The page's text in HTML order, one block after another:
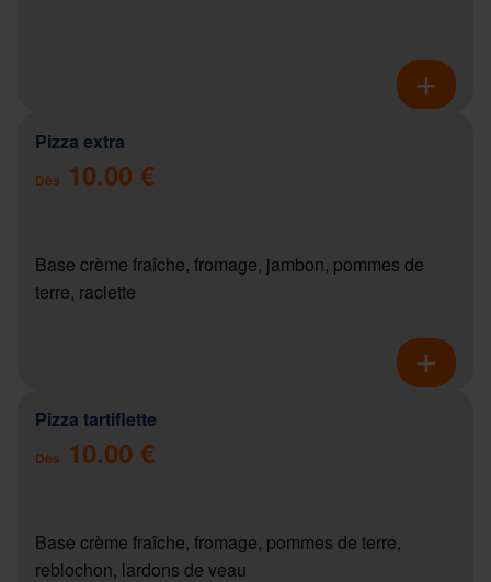
Pizza extra
Dès 10.00 €
Base crème fraîche, fromage, jambon, pommes de
terre, raclette
Pizza tartiflette
Dès 10.00 €
Base crème fraîche, fromage, pommes de terre,
reblochon, lardons de veau